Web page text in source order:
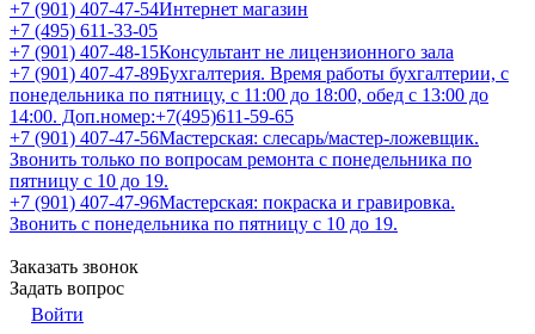
+7 (901) 407-47-54Интернет магазин
+7 (495) 611-33-05
+7 (901) 407-48-15Консультант не лицензионного зала
+7 (901) 407-47-89Бухгалтерия. Время работы бухгалтерии, с
понедельника по пятницу, с 11:00 до 18:00, обед с 13:00 до
14:00. Доп.номер:+7(495)611-59-65
+7 (901) 407-47-56Мастерская: слесарь/мастер-ложевщик.
Звонить только по вопросам ремонта с понедельника по
пятницу с 10 до 19.
+7 (901) 407-47-96Мастерская: покраска и гравировка.
Звонить с понедельника по пятницу с 10 до 19.
Заказать звонок
Задать вопрос
Войти